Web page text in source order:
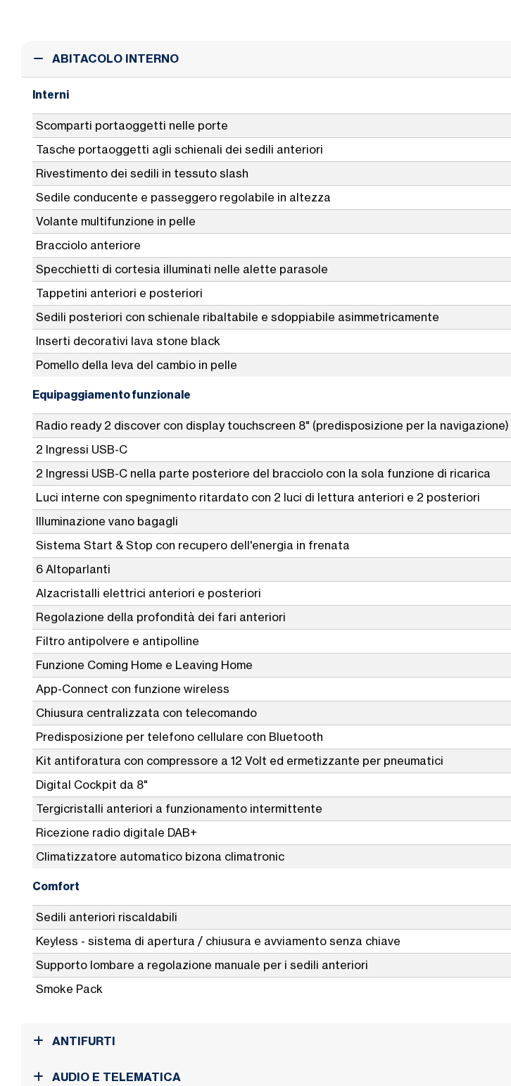
ABITACOLO INTERNO
Interni
Scomparti portaoggetti nelle porte
Tasche portaoggetti agli schienali dei sedili anteriori
Rivestimento dei sedili in tessuto slash
Sedile conducente e passeggero regolabile in altezza
Volante multifunzione in pelle
Bracciolo anteriore
Specchietti di cortesia illuminati nelle alette parasole
Tappetini anteriori e posteriori
Sedili posteriori con schienale ribaltabile e sdoppiabile asimmetricamente
Inserti decorativi lava stone black
Pomello della leva del cambio in pelle
Equipaggiamento funzionale
Radio ready 2 discover con display touchscreen 8" (predisposizione per la navigazione)
2 Ingressi USB-C
2 Ingressi USB-C nella parte posteriore del bracciolo con la sola funzione di ricarica
Luci interne con spegnimento ritardato con 2 luci di lettura anteriori e 2 posteriori
Illuminazione vano bagagli
Sistema Start & Stop con recupero dell'energia in frenata
6 Altoparlanti
Alzacristalli elettrici anteriori e posteriori
Regolazione della profondità dei fari anteriori
Filtro antipolvere e antipolline
Funzione Coming Home e Leaving Home
App-Connect con funzione wireless
Chiusura centralizzata con telecomando
Predisposizione per telefono cellulare con Bluetooth
Kit antiforatura con compressore a 12 Volt ed ermetizzante per pneumatici
Digital Cockpit da 8"
Tergicristalli anteriori a funzionamento intermittente
Ricezione radio digitale DAB+
Climatizzatore automatico bizona climatronic
Comfort
Sedili anteriori riscaldabili
Keyless - sistema di apertura / chiusura e avviamento senza chiave
Supporto lombare a regolazione manuale per i sedili anteriori
Smoke Pack
ANTIFURTI
AUDIO E TELEMATICA